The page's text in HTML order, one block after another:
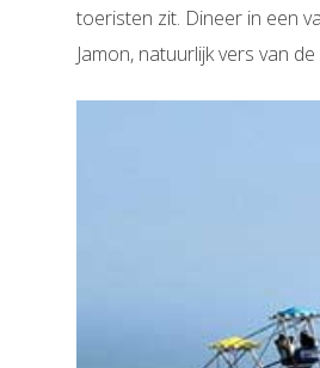
toeristen zit. Dineer in een
Jamon, natuurlijk vers van